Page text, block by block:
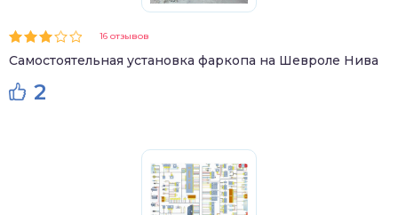
16 отзывов
Самостоятельная установка фаркопа на Шевроле Нива
2